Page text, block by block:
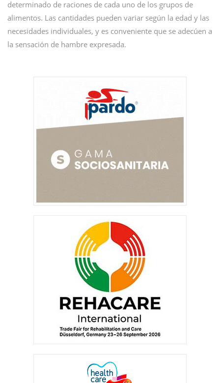
determinado de raciones de cada uno de los grupos de
alimentos. Las cantidades pueden variar según la edad y las
necesidades individuales, y es conveniente que se adecúen a
la sensación de hambre expresada.